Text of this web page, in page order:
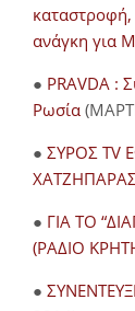
καταστροφή,
ανάγκη για
● PRAVDA :
Ρωσία
● ΣΥΡΟΣ TV
● ΓΙΑ ΤΟ
(ΡΑΔΙΟ
●